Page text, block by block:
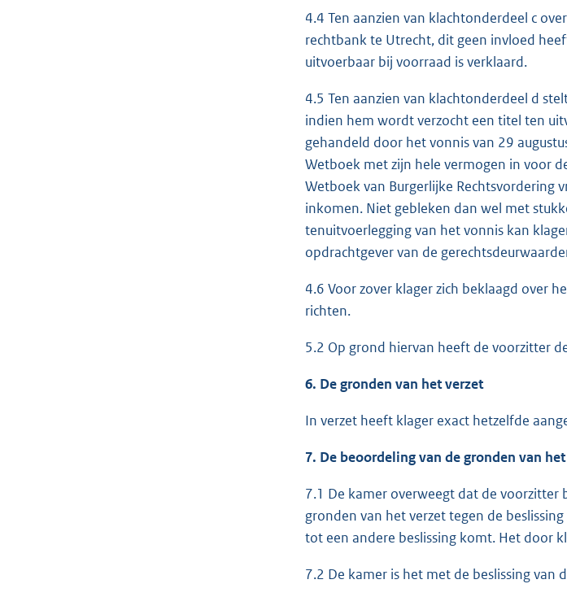
4.4 Ten aanzien van klachtonderdeel c
rechtbank te Utrecht, dit geen invloed
uitvoerbaar bij voorraad is verklaard.
4.5 Ten aanzien van klachtonderdeel d
indien hem wordt verzocht een titel ten
gehandeld door het vonnis van 29
Wetboek met zijn hele vermogen in voor
Wetboek van Burgerlijke Rechtsvordering
inkomen. Niet gebleken dan wel met
tenuitvoerlegging van het vonnis kan
opdrachtgever van de
4.6 Voor zover klager zich beklaagd over
richten.
5.2 Op grond hiervan heeft de voorzitter
6. De gronden van het verzet
In verzet heeft klager exact hetzelfde
7. De beoordeling van de gronden van
7.1 De kamer overweegt dat de
gronden van het verzet tegen de
tot een andere beslissing komt. Het door
7.2 De kamer is het met de beslissing